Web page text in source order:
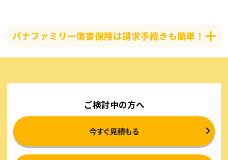
パナファミリー傷害保険は請求手続きも簡単！
ご検討中の方へ
今すぐ見積もる